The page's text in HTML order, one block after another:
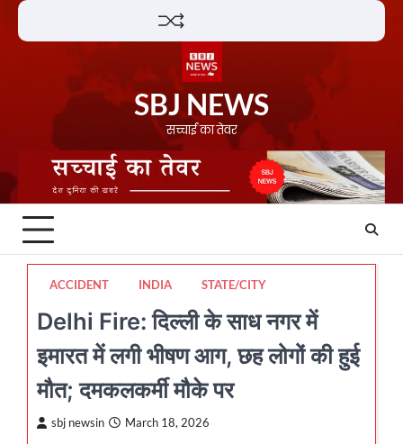
Skip
SBJ NEWS
सच्चाई का तेवर
ACCIDENT INDIA STATE/CITY
Delhi Fire: दिल्ली के साध नगर में
इमारत में लगी भीषण आग, छह लोगों की हुई
मौत; दमकलकर्मी मौके पर
sbj newsin March 18, 2026